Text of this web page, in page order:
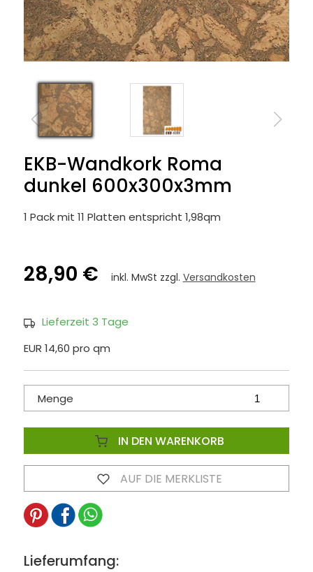
EKB-Wandkork Roma
dunkel 600x300x3mm
1 Pack mit 11 Platten entspricht 1,98qm
28,90 € inkl. MwSt zzgl. Versandkosten
Lieferzeit 3 Tage
EUR 14,60 pro qm
Menge
IN DEN WARENKORB
AUF DIE MERKLISTE
Lieferumfang: